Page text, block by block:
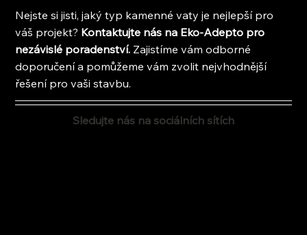
Nejste si jisti, jaký typ kamenné vaty je nejlepší pro
váš projekt? Kontaktujte nás na Eko-Adepto pro
nezávislé poradenství. Zajistíme vám odborné
doporučení a pomůžeme vám zvolit nejvhodnější
řešení pro vaši stavbu.
Sledujte nás na sociálních sítích